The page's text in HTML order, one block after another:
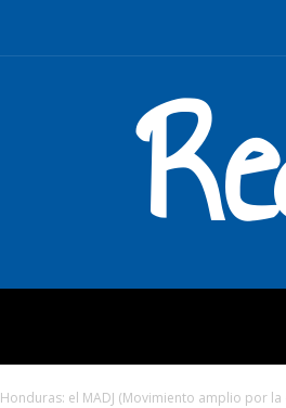
Honduras: el MADJ (Movimiento amplio por